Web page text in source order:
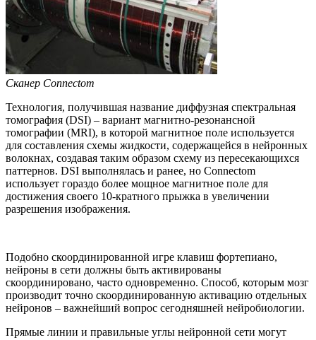
Сканер Connectom
Технология, получившая название диффузная спектральная
томография (DSI) – вариант магнитно-резонансной
томографии (MRI), в которой магнитное поле используется
для составления схемы жидкости, содержащейся в нейронных
волокнах, создавая таким образом схему из пересекающихся
паттернов. DSI выполнялась и ранее, но Connectom
использует гораздо более мощное магнитное поле для
достижения своего 10-кратного прыжка в увеличении
разрешения изображения.
Подобно скоординированной игре клавиш фортепиано,
нейроны в сети должны быть активированы
скоординировано, часто одновременно. Способ, которым мозг
производит точно скоординированную активацию отдельных
нейронов – важнейший вопрос сегодняшней нейробиологии.
Прямые линии и правильные углы нейронной сети могут